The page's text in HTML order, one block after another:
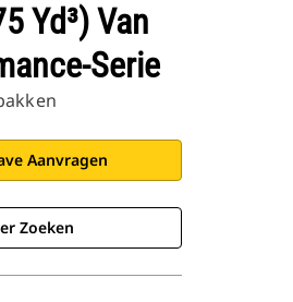
Yd³) Van
Serie
Aanvragen
Zoeken